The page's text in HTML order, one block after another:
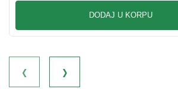
DODAJ U KORPU
‹ ›